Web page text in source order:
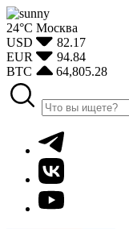
24°С Москва
USD
82.17
EUR
94.84
BTC
64,805.28